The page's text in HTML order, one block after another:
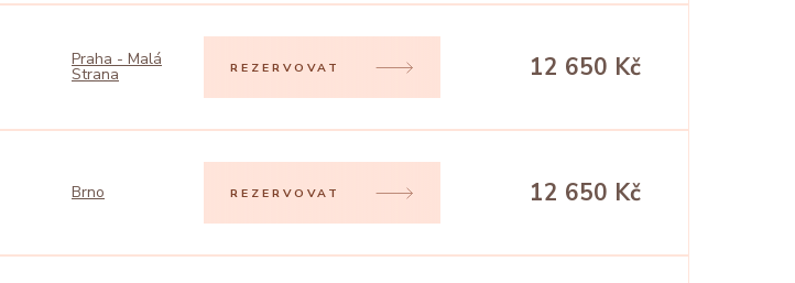
Praha - Malá
Strana REZERVOVAT 12 650 Kč
Brno REZERVOVAT 12 650 Kč